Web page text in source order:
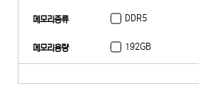
메모리종류 DDR5
메모리용량 192GB